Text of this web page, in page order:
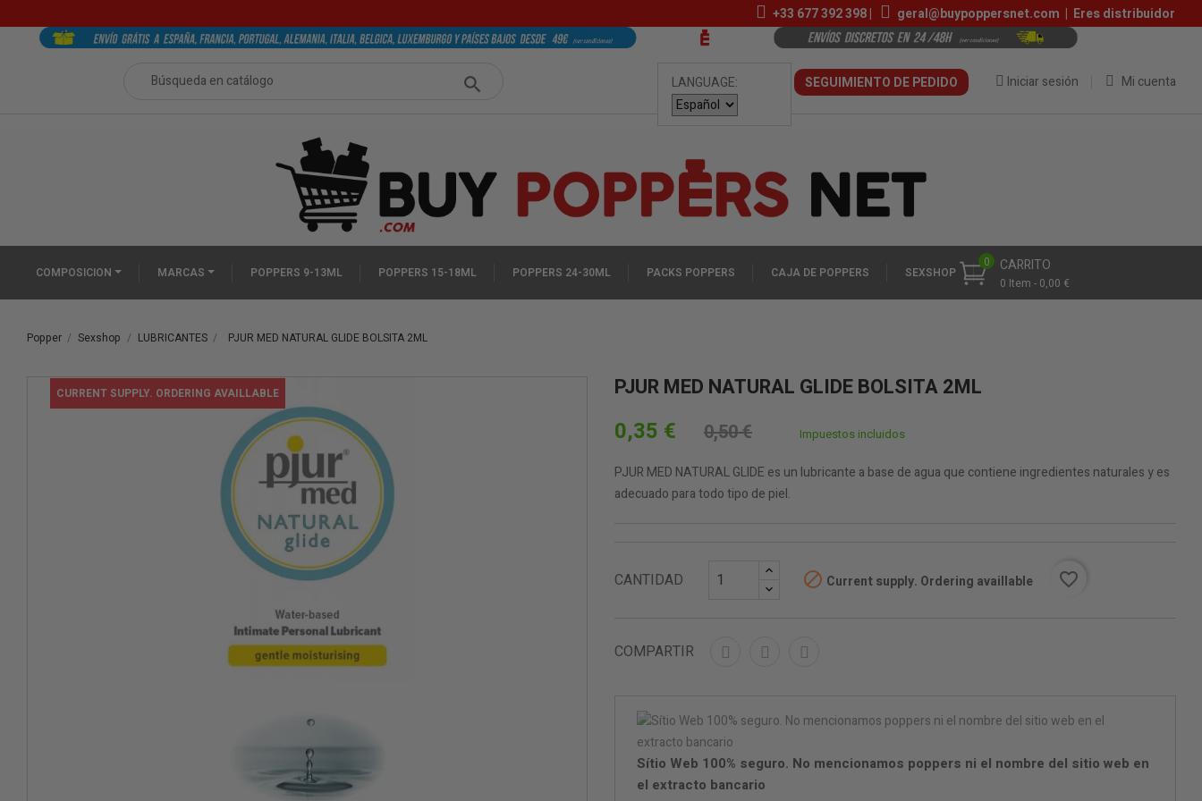
+33 677 392 398| geral@buypoppersnet.com | Eres distribuidor
LANGUAGE: Mi cuenta
Iniciar sesión
SEGUIMIENTO DE PEDIDO
CARRITO
0 Item - 0,00 €
0
COMPOSICION MARCAS POPPERS 9-13ML POPPERS 15-18ML POPPERS 24-30ML PACKS POPPERS CAJA DE POPPERS SEXSHOP
Popper Sexshop LUBRICANTES PJUR MED NATURAL GLIDE BOLSITA 2ML
CURRENT SUPPLY. ORDERING AVAILLABLE PJUR MED NATURAL GLIDE BOLSITA 2ML
0,35 € 0,50 € Impuestos incluidos
PJUR MED NATURAL GLIDE es un lubricante a base de agua que contiene ingredientes naturales y es
adecuado para todo tipo de piel.
CANTIDAD  Current supply. Ordering availlable favorite_border
COMPARTIR
Sítio Web 100% seguro. No mencionamos poppers ni el nombre del sitio web en
el extracto bancario